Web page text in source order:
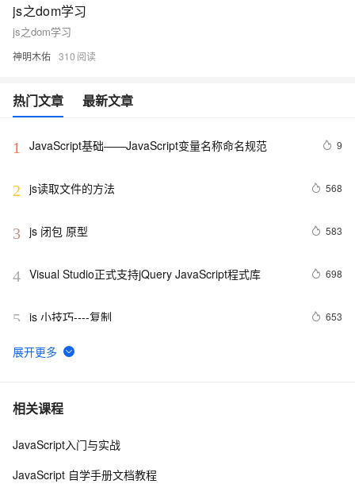
js之dom学习
js之dom学习
神明木佑 310
热门文章 最新文章
1 JavaScript基础——JavaScript变量名称命名规范 9
2 js读取文件的方法 568
3 js 闭包 原型 583
4 Visual Studio正式支持jQuery JavaScript程式库 698
5 js 小技巧----复制 653
6 创建JavaScript对象
7 Javascript面向对象编程（二）：构造函数的继承 by 阮
8 js 的 slice方法
相关课程
JavaScript入门与实战
JavaScript 自学手册文档教程